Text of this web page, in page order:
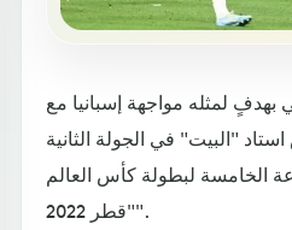
بهدفٍ لمثله مواجهة إسبانيا مع
"البيت" في الجولة الثانية
الخامسة لبطولة كأس العالم
"قطر 2022".